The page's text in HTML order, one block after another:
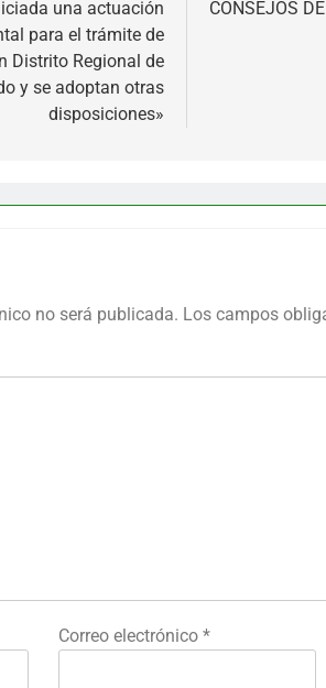
una actuación
para el trámite de
Distrito Regional de
y se adoptan otras
disposiciones»
CONSEJOS
no será publicada. Los campos
Correo electrónico *